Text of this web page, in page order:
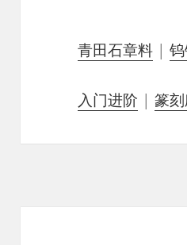
青田石章料 |
入门进阶 |篆